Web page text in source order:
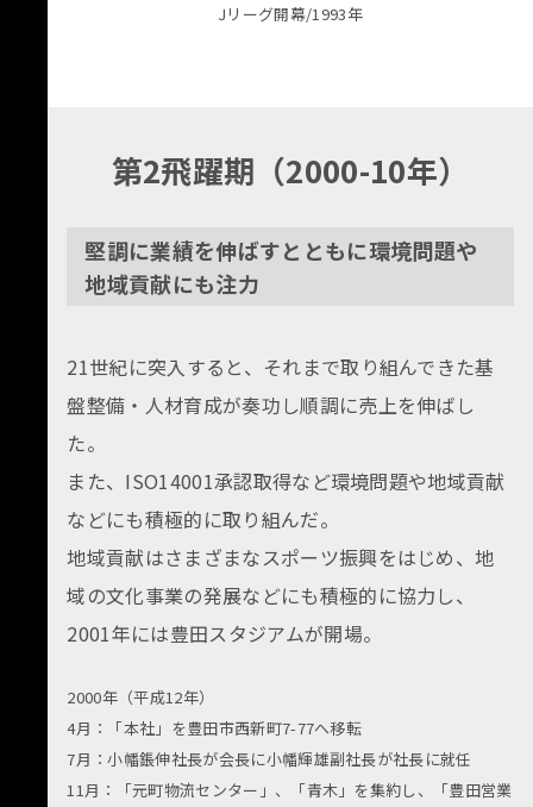
Jリーグ開幕/1993年
第2飛躍期（2000-10年）
堅調に業績を伸ばすとともに環境問題や
地域貢献にも注力
21世紀に突入すると、それまで取り組んできた基
盤整備・人材育成が奏功し順調に売上を伸ばし
た。
また、ISO14001承認取得など環境問題や地域貢献
などにも積極的に取り組んだ。
地域貢献はさまざまなスポーツ振興をはじめ、地
域の文化事業の発展などにも積極的に協力し、
2001年には豊田スタジアムが開場。
2000年（平成12年）
4月：「本社」を豊田市西新町7-77へ移転
7月：小幡鋹伸社長が会長に小幡輝雄副社長が社長に就任
11月：「元町物流センター」、「青木」を集約し、「豊田営業